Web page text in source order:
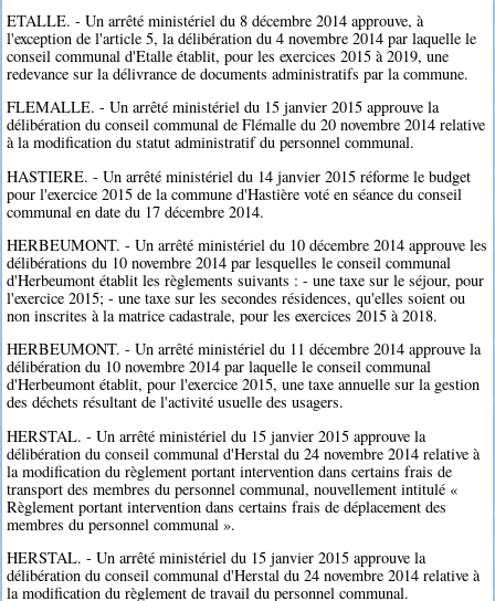
ETALLE. - Un arrêté ministériel du 8 décembre 2014 approuve, à
l'exception de l'article 5, la délibération du 4 novembre 2014 par laquelle le
conseil communal d'Etalle établit, pour les exercices 2015 à 2019, une
redevance sur la délivrance de documents administratifs par la commune.
FLEMALLE. - Un arrêté ministériel du 15 janvier 2015 approuve la
délibération du conseil communal de Flémalle du 20 novembre 2014 relative
à la modification du statut administratif du personnel communal.
HASTIERE. - Un arrêté ministériel du 14 janvier 2015 réforme le budget
pour l'exercice 2015 de la commune d'Hastière voté en séance du conseil
communal en date du 17 décembre 2014.
HERBEUMONT. - Un arrêté ministériel du 10 décembre 2014 approuve les
délibérations du 10 novembre 2014 par lesquelles le conseil communal
d'Herbeumont établit les règlements suivants : - une taxe sur le séjour, pour
l'exercice 2015; - une taxe sur les secondes résidences, qu'elles soient ou
non inscrites à la matrice cadastrale, pour les exercices 2015 à 2018.
HERBEUMONT. - Un arrêté ministériel du 11 décembre 2014 approuve la
délibération du 10 novembre 2014 par laquelle le conseil communal
d'Herbeumont établit, pour l'exercice 2015, une taxe annuelle sur la gestion
des déchets résultant de l'activité usuelle des usagers.
HERSTAL. - Un arrêté ministériel du 15 janvier 2015 approuve la
délibération du conseil communal d'Herstal du 24 novembre 2014 relative à
la modification du règlement portant intervention dans certains frais de
transport des membres du personnel communal, nouvellement intitulé «
Règlement portant intervention dans certains frais de déplacement des
membres du personnel communal ».
HERSTAL. - Un arrêté ministériel du 15 janvier 2015 approuve la
délibération du conseil communal d'Herstal du 24 novembre 2014 relative à
la modification du règlement de travail du personnel communal.